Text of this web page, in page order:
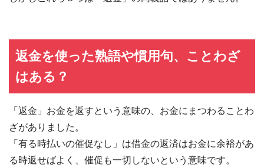
返金を使った熟語や慣用句、ことわざ
はある？
「返金」お金を返すという意味の、お金にまつわることわ
ざがありました。
「有る時払いの催促なし」は借金の返済はお金に余裕があ
る時返せばよく、催促も一切しないという意味です。